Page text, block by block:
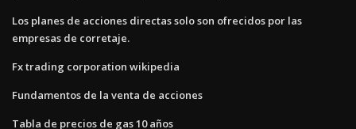
Los planes de acciones directas solo son ofrecidos por las
empresas de corretaje.
Fx trading corporation wikipedia
Fundamentos de la venta de acciones
Tabla de precios de gas 10 años